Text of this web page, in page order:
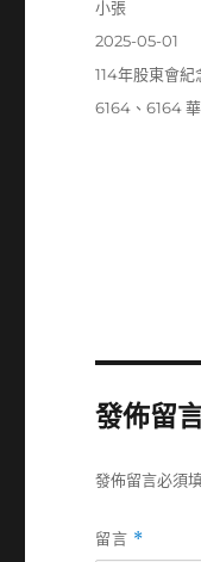
作
小張
發
期:
2025-05-01
分
114年股東會紀
標
6164 、6164
發佈留
發佈留言必須
留言 *